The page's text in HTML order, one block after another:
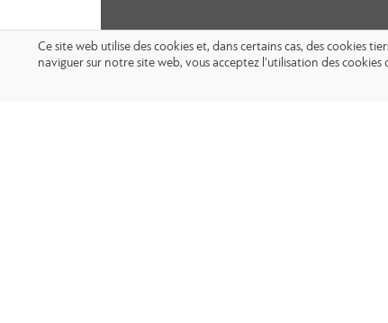
Ce site web utilise des cookies et, dans certains cas, des cookies
naviguer sur notre site web, vous acceptez l’utilisation des